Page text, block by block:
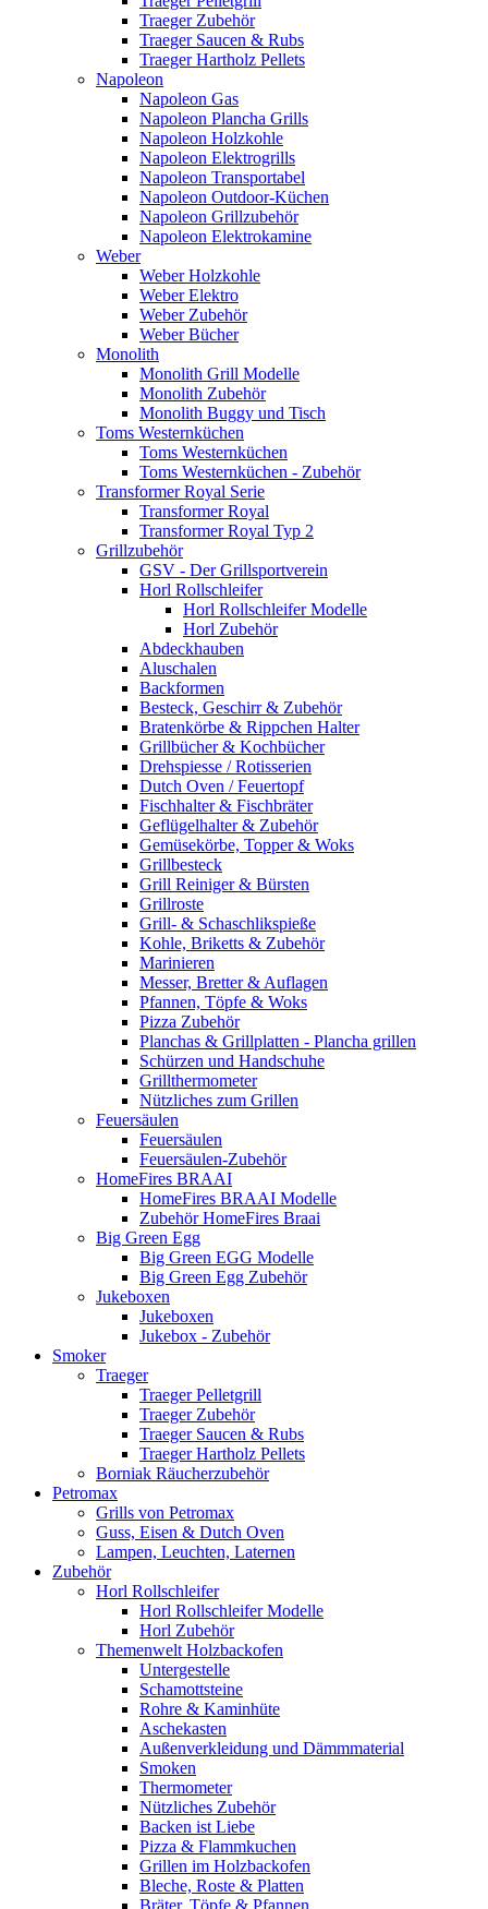
Traeger Zubehör
Traeger Saucen & Rubs
Traeger Hartholz Pellets
Napoleon
Napoleon Gas
Napoleon Plancha Grills
Napoleon Holzkohle
Napoleon Elektrogrills
Napoleon Transportabel
Napoleon Outdoor-Küchen
Napoleon Grillzubehör
Napoleon Elektrokamine
Weber
Weber Holzkohle
Weber Elektro
Weber Zubehör
Weber Bücher
Monolith
Monolith Grill Modelle
Monolith Zubehör
Monolith Buggy und Tisch
Toms Westernküchen
Toms Westernküchen
Toms Westernküchen - Zubehör
Transformer Royal Serie
Transformer Royal
Transformer Royal Typ 2
Grillzubehör
GSV - Der Grillsportverein
Horl Rollschleifer
Horl Rollschleifer Modelle
Horl Zubehör
Abdeckhauben
Aluschalen
Backformen
Besteck, Geschirr & Zubehör
Bratenkörbe & Rippchen Halter
Grillbücher & Kochbücher
Drehspiesse / Rotisserien
Dutch Oven / Feuertopf
Fischhalter & Fischbräter
Geflügelhalter & Zubehör
Gemüsekörbe, Topper & Woks
Grillbesteck
Grill Reiniger & Bürsten
Grillroste
Grill- & Schaschlikspieße
Kohle, Briketts & Zubehör
Marinieren
Messer, Bretter & Auflagen
Pfannen, Töpfe & Woks
Pizza Zubehör
Planchas & Grillplatten - Plancha grillen
Schürzen und Handschuhe
Grillthermometer
Nützliches zum Grillen
Feuersäulen
Feuersäulen
Feuersäulen-Zubehör
HomeFires BRAAI
HomeFires BRAAI Modelle
Zubehör HomeFires Braai
Big Green Egg
Big Green EGG Modelle
Big Green Egg Zubehör
Jukeboxen
Jukeboxen
Jukebox - Zubehör
Smoker
Traeger
Traeger Pelletgrill
Traeger Zubehör
Traeger Saucen & Rubs
Traeger Hartholz Pellets
Borniak Räucherzubehör
Petromax
Grills von Petromax
Guss, Eisen & Dutch Oven
Lampen, Leuchten, Laternen
Zubehör
Horl Rollschleifer
Horl Rollschleifer Modelle
Horl Zubehör
Themenwelt Holzbackofen
Untergestelle
Schamottsteine
Rohre & Kaminhüte
Aschekasten
Außenverkleidung und Dämmmaterial
Smoken
Thermometer
Nützliches Zubehör
Backen ist Liebe
Pizza & Flammkuchen
Grillen im Holzbackofen
Bleche, Roste & Platten
Bräter, Töpfe & Pfannen